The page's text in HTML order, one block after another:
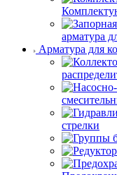
арматура
Арматура для
стрелки